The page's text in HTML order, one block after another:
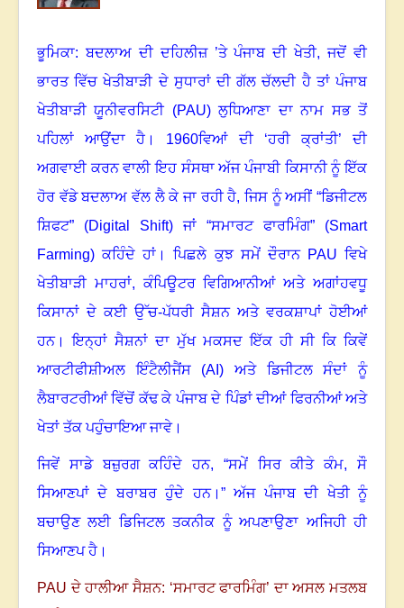
ਭੂਮਿਕਾ: ਬਦਲਾਅ ਦੀ ਦਹਿਲੀਜ਼ ’ਤੇ ਪੰਜਾਬ ਦੀ ਖੇਤੀ, ਜਦੋਂ ਵੀ
ਭਾਰਤ ਵਿੱਚ ਖੇਤੀਬਾੜੀ ਦੇ ਸੁਧਾਰਾਂ ਦੀ ਗੱਲ ਚੱਲਦੀ ਹੈ ਤਾਂ ਪੰਜਾਬ
ਖੇਤੀਬਾੜੀ ਯੂਨੀਵਰਸਿਟੀ (PAU)ਲੁਧਿਆਣਾ ਦਾ ਨਾਮ ਸਭ ਤੋਂ
ਪਹਿਲਾਂ ਆਉਂਦਾ ਹੈ। 1960ਵਿਆਂ ਦੀ ‘ਹਰੀ ਕ੍ਰਾਂਤੀ’ਦੀ
ਅਗਵਾਈ ਕਰਨ ਵਾਲੀ ਇਹ ਸੰਸਥਾ ਅੱਜ ਪੰਜਾਬੀ ਕਿਸਾਨੀ ਨੂੰ ਇੱਕ
ਹੋਰ ਵੱਡੇ ਬਦਲਾਅ ਵੱਲ ਲੈ ਕੇ ਜਾ ਰਹੀ ਹੈ,ਜਿਸ ਨੂੰ ਅਸੀਂ “ਡਿਜੀਟਲ
ਸ਼ਿਫਟ” (Digita Shift)ਜਾਂ “ਸਮਾਰਟ ਫਾਰਮਿੰਗ” (Smart
Farming)ਕਹਿੰਦੇ ਹਾਂ ।ਪਿਛਲੇ ਕੁਝ ਸਮੇਂ ਦੌਰਾਨ PAU ਵਿਖੇ
ਖੇਤੀਬਾੜੀ ਮਾਹਰਾਂ,ਕੰਪਿਊਟਰ ਵਿਗਿਆਨੀਆਂ ਅਤੇ ਅਗਾਂਹਵਧੂ
ਕਿਸਾਨਾਂ ਦੇ ਕਈ ਉੱਚ-ਪੱਧਰੀ ਸੈਸ਼ਨ ਅਤੇ ਵਰਕਸ਼ਾਪਾਂ ਹੋਈਆਂ
ਹਨ। ਇਨ੍ਹਾਂ ਸੈਸ਼ਨਾਂ ਦਾ ਮੁੱਖ ਮਕਸਦ ਇੱਕ ਹੀ ਸੀ ਕਿ ਕਿਵੇਂ
ਆਰਟੀਫੀਸ਼ੀਅਲ ਇੰਟੈਲੀਜੈਂਸ (AI)ਅਤੇ ਡਿਜੀਟਲ ਸੰਦਾਂ ਨੂੰ
ਲੈਬਾਰਟਰੀਆਂ ਵਿੱਚੋਂ ਕੱਢ ਕੇ ਪੰਜਾਬ ਦੇ ਪਿੰਡਾਂ ਦੀਆਂ ਫਿਰਨੀਆਂ ਅਤੇ
ਖੇਤਾਂ ਤੱਕ ਪਹੁੰਚਾਇਆ ਜਾਵੇ।
ਜਿਵੇਂ ਸਾਡੇ ਬਜ਼ੁਰਗ ਕਹਿੰਦੇ ਹਨ, “ਸਮੇਂ ਸਿਰ ਕੀਤੇ ਕੰਮ,ਸੌ
ਸਿਆਣਪਾਂ ਦੇ ਬਰਾਬਰ ਹੁੰਦੇ ਹਨ।” ਅੱਜ ਪੰਜਾਬ ਦੀ ਖੇਤੀ ਨੂੰ
ਬਚਾਉਣ ਲਈ ਡਿਜਿਟਲ ਤਕਨੀਕ ਨੂੰ ਅਪਣਾਉਣਾ ਅਜਿਹੀ ਹੀ
ਸਿਆਣਪ ਹੈ।
PAUਦੇ ਹਾਲੀਆ ਸੈਸ਼ਨ: ‘ਸਮਾਰਟ ਫਾਰਮਿੰਗ’ਦਾ ਅਸਲ ਮਤਲਬ